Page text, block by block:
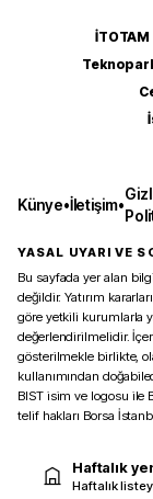
İTOTAM
Künye•İletişim•
YASAL UYARI VE
Bu sayfada yer alan
değildir. Yatırım
göre yetkili kurumlarla
değerlendirilmelidir.
gösterilmekle birlikte,
kullanımından
BIST isim ve logosu ile
telif hakları Borsa
Haftalık
Haftalık